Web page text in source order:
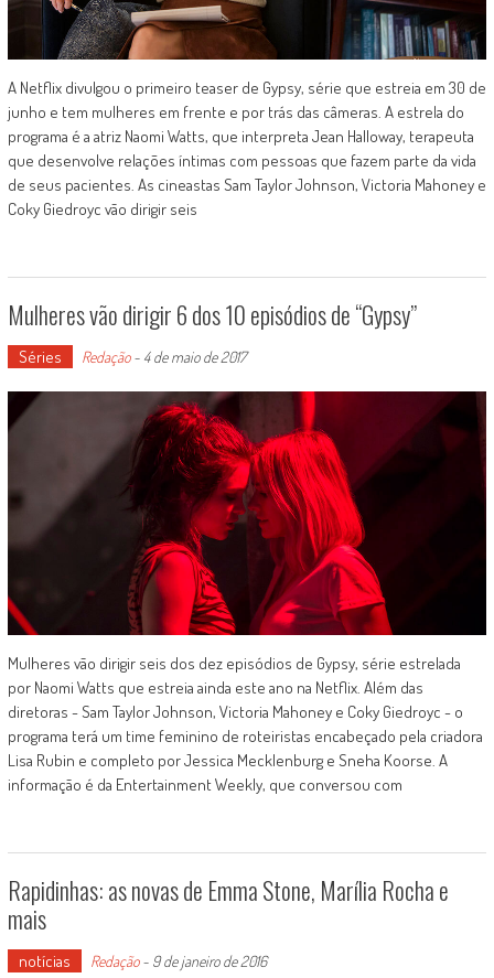
A Netflix divulgou o primeiro teaser de Gypsy, série que estreia em 30 de
junho e tem mulheres em frente e por trás das câmeras. A estrela do
programa é a atriz Naomi Watts, que interpreta Jean Halloway, terapeuta
que desenvolve relações íntimas com pessoas que fazem parte da vida
de seus pacientes. As cineastas Sam Taylor Johnson, Victoria Mahoney e
Coky Giedroyc vão dirigir seis
Mulheres vão dirigir 6 dos 10 episódios de “Gypsy”
Séries Redação- 4 de maio de 2017
Mulheres vão dirigir seis dos dez episódios de Gypsy, série estrelada
por Naomi Watts que estreia ainda este ano na Netflix. Além das
diretoras - Sam Taylor Johnson, Victoria Mahoney e Coky Giedroyc - o
programa terá um time feminino de roteiristas encabeçado pela criadora
Lisa Rubin e completo por Jessica Mecklenburg e Sneha Koorse. A
informação é da Entertainment Weekly, que conversou com
Rapidinhas: as novas de Emma Stone, Marília Rocha e
mais
notícias Redação- 9 de janeiro de 2016